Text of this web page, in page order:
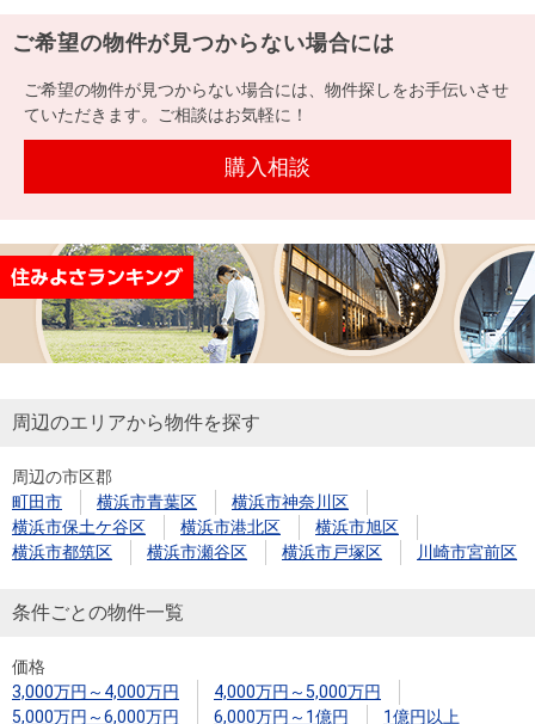
ご希望の物件が見つからない場合には
ご希望の物件が見つからない場合には、物件探しをお手伝いさせ
ていただきます。ご相談はお気軽に！
購入相談
周辺のエリアから物件を探す
周辺の市区郡
町田市
横浜市青葉区
横浜市神奈川区
横浜市保土ケ谷区
横浜市港北区
横浜市旭区
横浜市都筑区
横浜市瀬谷区 横浜市戸塚区 川崎市宮前区
条件ごとの物件一覧
価格
3,000万円～4,000万円
4,000万円～5,000万円
5,000万円～6,000万円
6,000万円～1億円
1億円以上